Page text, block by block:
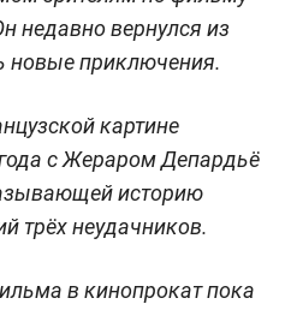
недавно вернулся из
новые приключения.
картине
с Жераром Депардьё
историю
трёх неудачников.
в кинопрокат пока